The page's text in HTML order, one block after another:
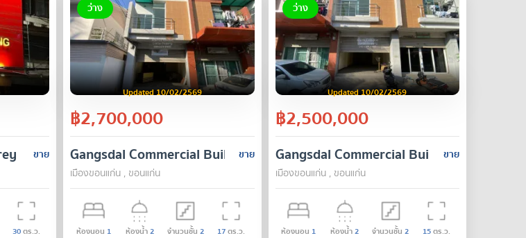
ขาย
restaurant business on Banthat Thong Road
30ตร.ว.
ว่าง
Updated 10/02/2569
฿2,700,000
ขาย
Gangsdal Commercial Building
เมืองขอนแก่น , ขอนแก่น
ห้องนอน 1 ห้องน้ำ2 จำนวนชั้น 2 17ตร.ว.
ว่าง
Updated 10/02/2569
฿2,500,000
ขาย
Gangsdal Commercial Building
เมืองขอนแก่น , ขอนแก่น
ห้องนอน 1 ห้องน้ำ2 จำนวนชั้น 2 15ตร.ว.